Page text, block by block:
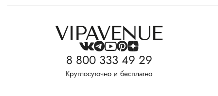
8 800 333 49 29
Круглосуточно и бесплатно